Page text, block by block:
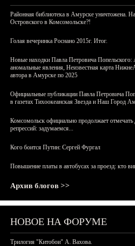
Районная библиотека в Амурске уничтожена.
Островского в Комсомольске?!
Голая вечеринка Роснано 2015г. Итог.
Новые находки Павла Петровича Попельского:
аномальные явления, Неизвестная карта
автора в Амурске по 2025
Официальные публикации Павла Петровича
в газетах Тихоокеанская Звезда и Наш Город
Комсомольск официально продолжает
репрессий: задумаемся...
Кого боится Путин: Сергей Фургал
Повышение платы в автобусах за проезд: кто
Архив блогов >>
НОВОЕ НА ФОРУМЕ
Трилогия "Китобои" А. Вахова.